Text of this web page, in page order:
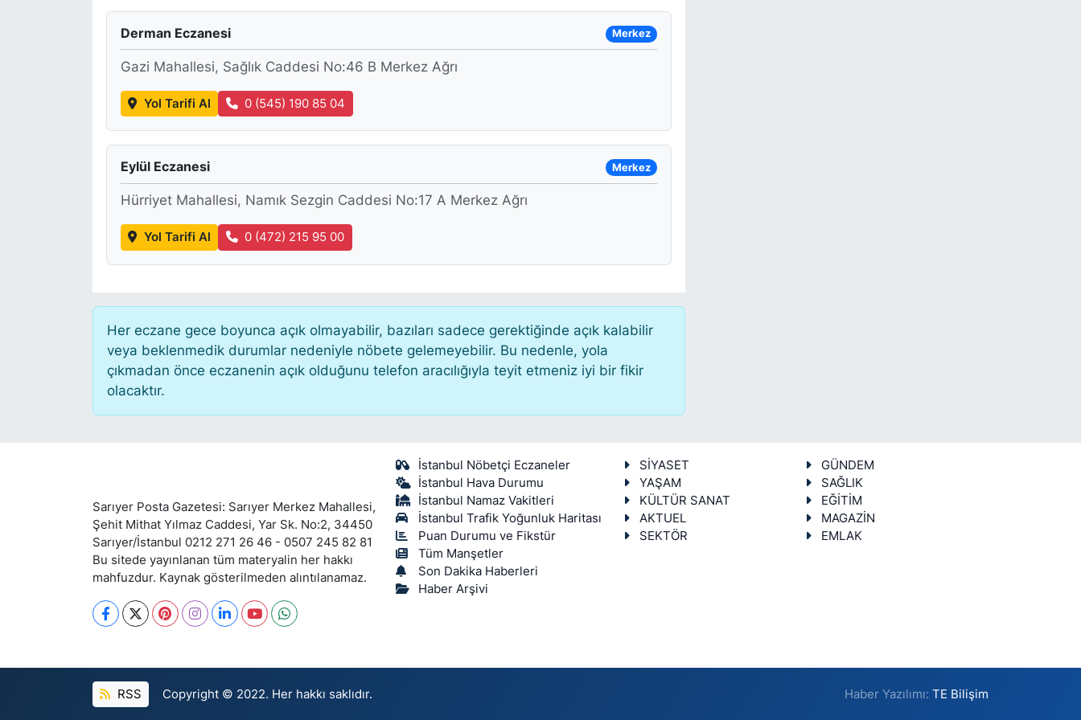
Derman Eczanesi Merkez
Gazi Mahallesi, Sağlık Caddesi No:46 B Merkez Ağrı
Yol Tarifi Al 0 (545) 190 85 04
Eylül Eczanesi Merkez
Hürriyet Mahallesi, Namık Sezgin Caddesi No:17 A Merkez Ağrı
Yol Tarifi Al 0 (472) 215 95 00
Her eczane gece boyunca açık olmayabilir, bazıları sadece gerektiğinde açık kalabilir
veya beklenmedik durumlar nedeniyle nöbete gelemeyebilir. Bu nedenle, yola
çıkmadan önce eczanenin açık olduğunu telefon aracılığıyla teyit etmeniz iyi bir fikir
olacaktır.
Sarıyer Posta Gazetesi: Sarıyer Merkez Mahallesi,
Şehit Mithat Yılmaz Caddesi, Yar Sk. No:2, 34450
Sarıyer/İstanbul 0212 271 26 46 - 0507 245 82 81
Bu sitede yayınlanan tüm materyalin her hakkı
mahfuzdur. Kaynak gösterilmeden alıntılanamaz.
İstanbul Nöbetçi Eczaneler
İstanbul Hava Durumu
İstanbul Namaz Vakitleri
İstanbul Trafik Yoğunluk Haritası
Puan Durumu ve Fikstür
Tüm Manşetler
Son Dakika Haberleri
Haber Arşivi
SİYASET
GÜNDEM
YAŞAM
SAĞLIK
KÜLTÜR SANAT
EĞİTİM
AKTUEL
MAGAZİN
SEKTÖR
EMLAK
RSS Copyright © 2022. Her hakkı saklıdır. Haber Yazılımı:TE Bilişim
KÖŞE YAZILARI
KÖŞE YAZILARI (Arşiv)
KÜLTÜR SANAT
MAGAZİN
TEKNOLOJİ
TÜRKİYE VE DÜNYA GÜNDEMİ
VİDEO GALERİ